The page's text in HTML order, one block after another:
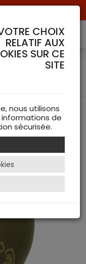
Argali
CHOIX
RELATIF AUX
SUR CE
SITE
nous utilisons
de
sécurisée.